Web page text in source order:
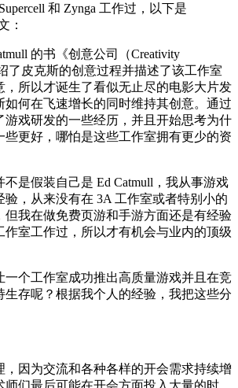
和 Zynga 工作过，以下是
：
的书《创意公司（Creativity
了皮克斯的创意过程并描述了该工作室
，所以才诞生了看似无止尽的电影大片发
如何在飞速增长的同时维持其创意。通过
游戏研发的一些经历，并且开始思考为什
些更好，哪怕是这些工作室拥有更少的资
是假装自己是 Ed Catmull，我从事游戏
验，从来没有在 3A 工作室或者特别小的
但我在做免费页游和手游方面还是有经验
作室工作过，所以才有机会与业内的顶级
一个工作室成功推出高质量游戏并且在竞
生存呢？根据我个人的经验，我把这些分
，因为交流和各种各样的开会需求持续增
师们最后可能在开会方面投入大量的时